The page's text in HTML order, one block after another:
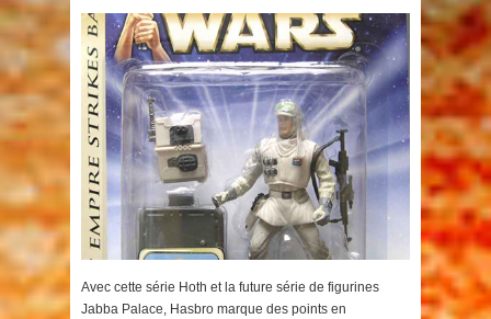
Avec cette série Hoth et la future série de figurines
Jabba Palace, Hasbro marque des points en